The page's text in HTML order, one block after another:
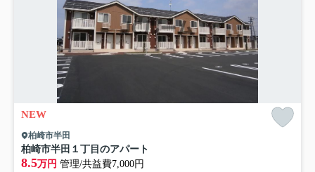
NEW
柏崎市半田
柏崎市半田１丁目のアパート
8.5万円 管理/共益費7,000円